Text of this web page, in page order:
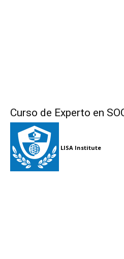
Curso de Experto en
LISA Institute